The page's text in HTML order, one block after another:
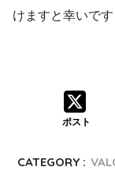
けますと幸いです
ポスト
CATEGORY :